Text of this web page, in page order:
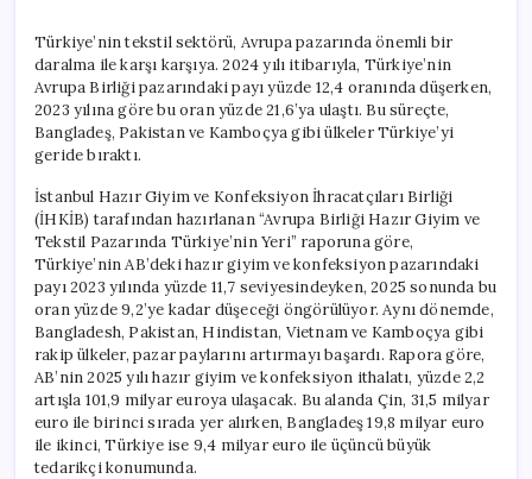
Düşüş
Yaşıyor
için
Türkiye’nin tekstil sektörü, Avrupa pazarında önemli bir
daralma ile karşı karşıya. 2024 yılı itibarıyla, Türkiye’nin
Avrupa Birliği pazarındaki payı yüzde 12,4 oranında düşerken,
2023 yılına göre bu oran yüzde 21,6’ya ulaştı. Bu süreçte,
Bangladeş, Pakistan ve Kamboçya gibi ülkeler Türkiye’yi
geride bıraktı.
İstanbul Hazır Giyim ve Konfeksiyon İhracatçıları Birliği
(İHKİB) tarafından hazırlanan “Avrupa Birliği Hazır Giyim ve
Tekstil Pazarında Türkiye’nin Yeri” raporuna göre,
Türkiye’nin AB’deki hazır giyim ve konfeksiyon pazarındaki
payı 2023 yılında yüzde 11,7 seviyesindeyken, 2025 sonunda bu
oran yüzde 9,2’ye kadar düşeceği öngörülüyor. Aynı dönemde,
Bangladesh, Pakistan, Hindistan, Vietnam ve Kamboçya gibi
rakip ülkeler, pazar paylarını artırmayı başardı. Rapora göre,
AB’nin 2025 yılı hazır giyim ve konfeksiyon ithalatı, yüzde 2,2
artışla 101,9 milyar euroya ulaşacak. Bu alanda Çin, 31,5 milyar
euro ile birinci sırada yer alırken, Bangladeş 19,8 milyar euro
ile ikinci, Türkiye ise 9,4 milyar euro ile üçüncü büyük
tedarikçi konumunda.